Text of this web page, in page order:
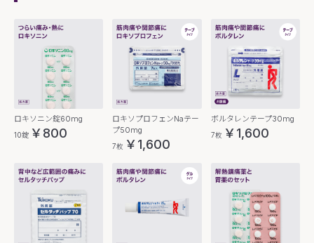
ロキソニン錠60mg
10錠 ￥800
ロキソプロフェンNaテー
プ50mg
7枚 ￥1,600
ボルタレンテープ30mg
7枚 ￥1,600